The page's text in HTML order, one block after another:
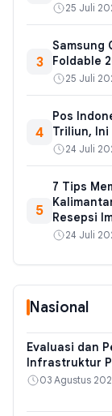
25 Juli
3
Samsung
Foldable
25 Juli
4
Pos
Triliun, Ini
24 Juli
5
7 Tips
Resepsi
24 Juli
Nasional
Evaluasi dan
Infrastruktur
03 Agustus